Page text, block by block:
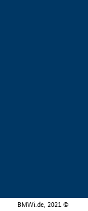
BMWi.de, 2021 ©